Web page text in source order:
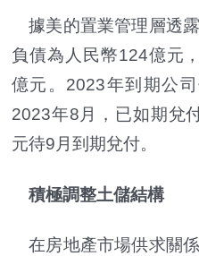
據美的置業管理層透
負債為人民幣124億元
億元。2023年到期公
2023年8月，已如期兌
元待9月到期兌付。
積極調整土儲結構
在房地產市場供求關